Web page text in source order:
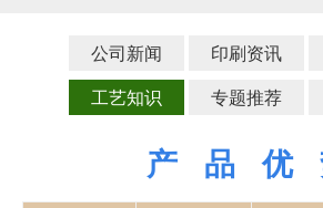
公司新闻 印刷资讯
工艺知识
专题推荐
产 品 优